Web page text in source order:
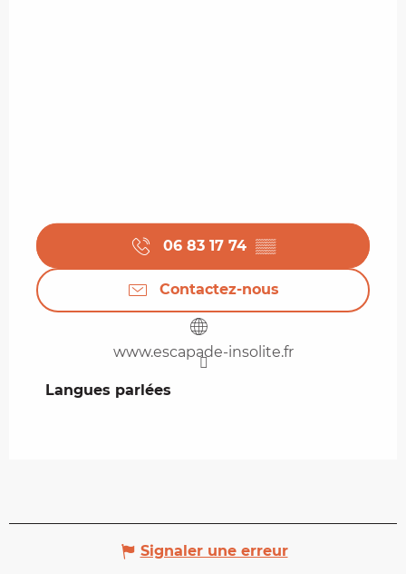
06 83 17 74 ▒▒
Contactez-nous
www.escapade-insolite.fr
Langues parlées
Langues parlées
Signaler une erreur